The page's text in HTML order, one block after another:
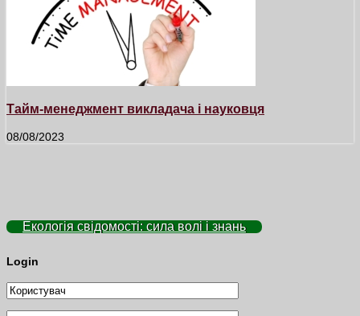
Тайм-менеджмент викладача і науковця
08/08/2023
Екологія свідомості: сила волі і знань
Login